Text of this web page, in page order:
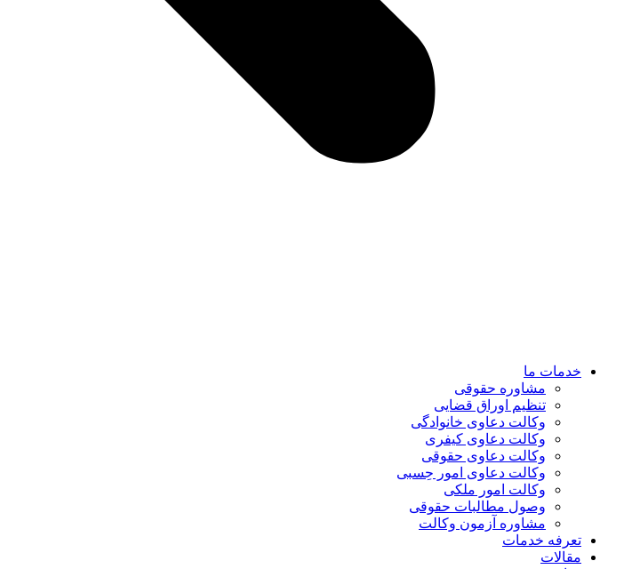
خدمات ما
مشاوره حقوقی
تنظیم اوراق قضایی
وکالت دعاوی خانوادگی
وکالت دعاوی کیفری
وکالت دعاوی حقوقی
وکالت دعاوی امور حِسبی
وکالت امور ملکی
وصول مطالبات حقوقی
مشاوره آزمون وکالت
تعرفه خدمات
مقالات